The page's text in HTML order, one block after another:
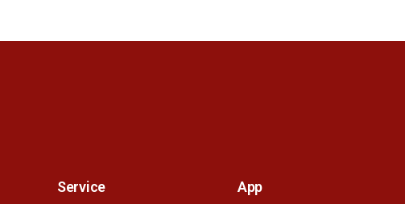
Service App